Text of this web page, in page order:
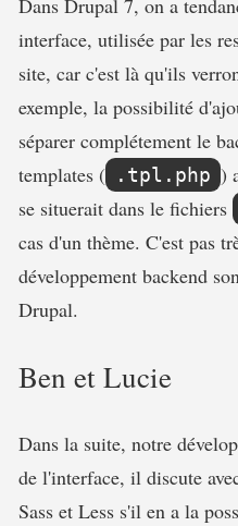
Dans Drupal 7, on a
interface, utilisée par les
site, car c'est là qu'ils
exemple, la possibilité
séparer complétement le
templates (
.tpl.php )
se situerait dans le fichiers
cas d'un thème. C'est pas
développement backend
Drupal.
Ben et Lucie
Dans la suite, notre
de l'interface, il discute
Sass et Less s'il en a la